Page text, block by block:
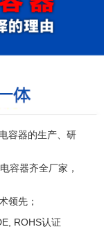
容器的生产、研
容器齐全厂家，
领先；
ROHS认证